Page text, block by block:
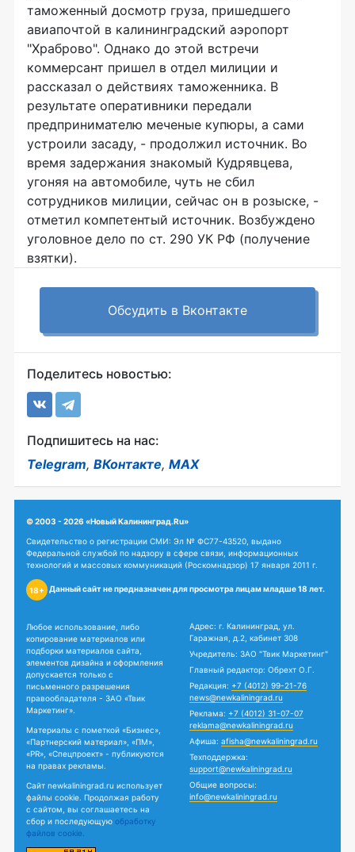
таможенный досмотр груза, пришедшего
авиапочтой в калининградский аэропорт
"Храброво". Однако до этой встречи
коммерсант пришел в отдел милиции и
рассказал о действиях таможенника. В
результате оперативники передали
предпринимателю меченые купюры, а сами
устроили засаду, - продолжил источник. Во
время задержания знакомый Кудрявцева,
угоняя на автомобиле, чуть не сбил
сотрудников милиции, сейчас он в розыске, -
отметил компетентый источник. Возбуждено
уголовное дело по ст. 290 УК РФ (получение
взятки).
Обсудить в Вконтакте
Поделитесь новостью:
Подпишитесь на нас:
Telegram, ВКонтакте, MAX
© 2003 - 2026 «Новый Калининград.Ru»
Свидетельство о регистрации СМИ: Эл № ФС77-43520, выдано
Федеральной службой по надзору в сфере связи, информационных
технологий и массовых коммуникаций (Роскомнадзор) 17 января 2011 г.
18+ Данный сайт не предназначен для просмотра лицам младше 18 лет.
Любое использование, либо
копирование материалов или
подборки материалов сайта,
элементов дизайна и оформления
допускается только с
письменного разрешения
правообладателя - ЗАО «Твик
Маркетинг».
Материалы с пометкой «Бизнес»,
«Партнерский материал», «ПМ»,
«PR», «Спецпроект» - публикуются
на правах рекламы.
Сайт newkaliningrad.ru использует
файлы cookie. Продолжая работу
с сайтом, вы соглашаетесь на
сбор и последующую обработку
файлов cookie.
Адрес: г. Калининград, ул.
Гаражная, д.2, кабинет 308
Учредитель: ЗАО "Твик Маркетинг"
Главный редактор: Обрехт О.Г.
Редакция: +7 (4012) 99-21-76
news@newkaliningrad.ru
Реклама: +7 (4012) 31-07-07
reklama@newkaliningrad.ru
Афиша: afisha@newkaliningrad.ru
Техподдержка:
support@newkaliningrad.ru
Общие вопросы:
info@newkaliningrad.ru